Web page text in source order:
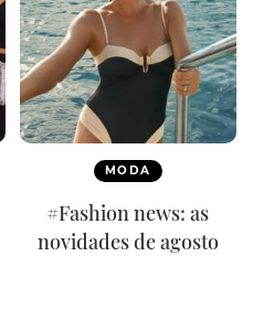
MODA
#Fashion news: as
novidades de agosto